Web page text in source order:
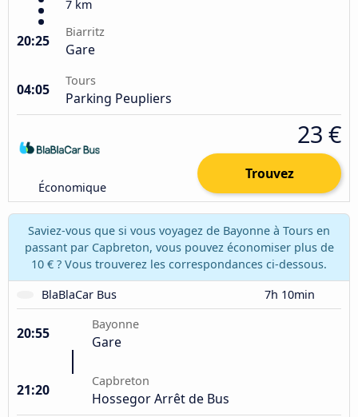
7 km
20:25
Biarritz
Gare
04:05
Tours
Parking Peupliers
Économique
23 €
Trouvez
Saviez-vous que si vous voyagez de Bayonne à Tours en
passant par Capbreton, vous pouvez économiser plus de
10 € ? Vous trouverez les correspondances ci-dessous.
BlaBlaCar Bus
7h 10min
20:55
Bayonne
Gare
21:20
Capbreton
Hossegor Arrêt de Bus